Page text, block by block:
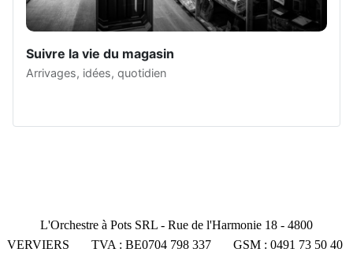
Suivre la vie du magasin
Arrivages, idées, quotidien
L'Orchestre à Pots SRL - Rue de l'Harmonie 18 - 4800
VERVIERS TVA : BE0704 798 337 GSM : 0491 73 50 40